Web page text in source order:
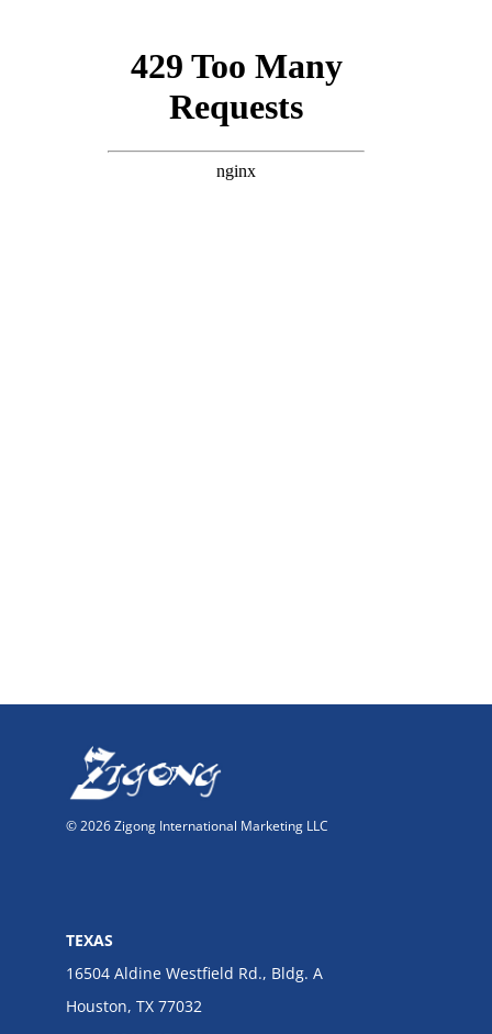
© 2026 Zigong International Marketing LLC
TEXAS
16504 Aldine Westfield Rd., Bldg. A
Houston, TX 77032